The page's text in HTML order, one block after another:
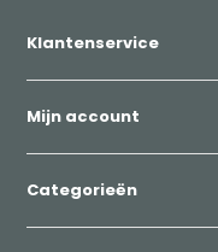
Klantenservice
Mijn account
Categorieën